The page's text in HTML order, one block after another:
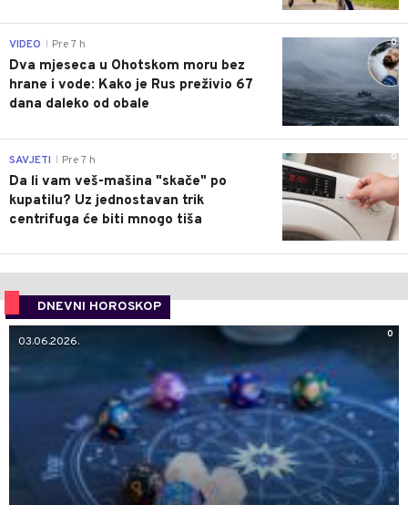
0
VIDEO Pre 7 h
Dva mjeseca u Ohotskom moru bez
hrane i vode: Kako je Rus preživio 67
dana daleko od obale
0
SAVJETI Pre 7 h
Da li vam veš-mašina "skače" po
kupatilu? Uz jednostavan trik
centrifuga će biti mnogo tiša
DNEVNI HOROSKOP
0
03.06.2026.